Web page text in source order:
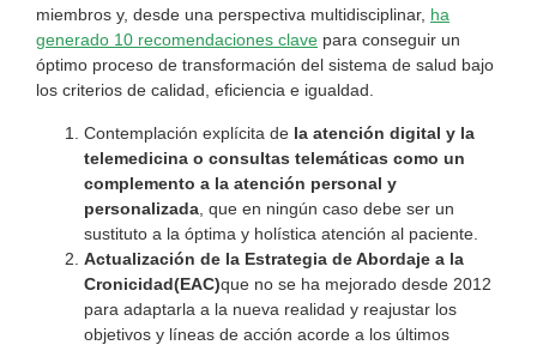
miembros y, desde una perspectiva multidisciplinar, ha
generado 10 recomendaciones clave para conseguir un
óptimo proceso de transformación del sistema de salud bajo
los criterios de calidad, eficiencia e igualdad.
Contemplación explícita de la atención digital y la
telemedicina o consultas telemáticas como un
complemento a la atención personal y
personalizada , que en ningún caso debe ser un
sustituto a la óptima y holística atención al paciente.
Actualización de la Estrategia deAbordaje a la
Cronicidad(EAC)que no se ha mejorado desde 2012
para adaptarla a la nueva realidad y reajustar los
objetivos y líneas de acción acorde a los últimos